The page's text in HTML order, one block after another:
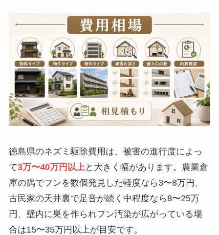
徳島県のネズミ駆除費用は、被害の進行度によっ
て3万〜40万円以上 と大きく幅があります。農業倉
庫の隅でフンを数個発見した軽度なら3〜8万円、
古民家の天井裏で足音が続く中程度なら8〜25万
円、壁内に巣を作られフン汚染が広がっている場
合は15〜35万円以上が目安です。